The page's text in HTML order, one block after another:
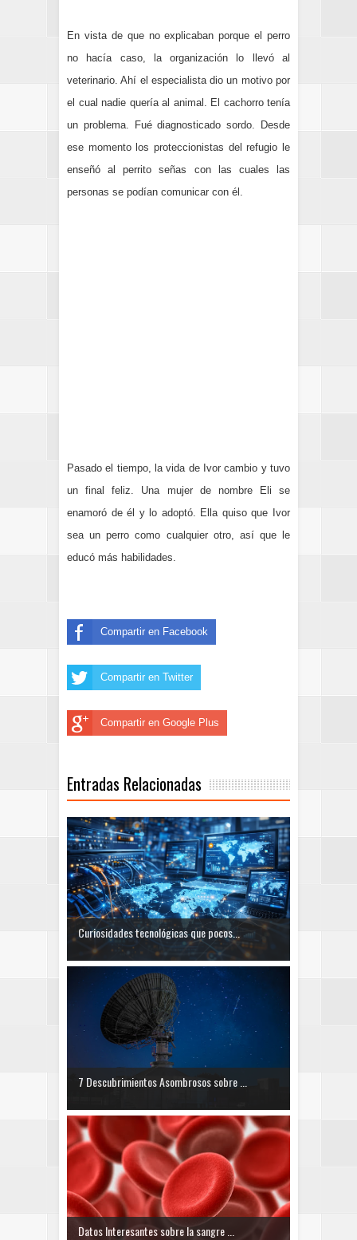
En vista de que no explicaban porque el perro
no hacía caso, la organización lo llevó al
veterinario. Ahí el especialista dio un motivo por
el cual nadie quería al animal. El cachorro tenía
un problema. Fué diagnosticado sordo. Desde
ese momento los proteccionistas del refugio le
enseñó al perrito señas con las cuales las
personas se podían comunicar con él.
Pasado el tiempo, la vida de Ivor cambio y tuvo
un final feliz. Una mujer de nombre Eli se
enamoró de él y lo adoptó. Ella quiso que Ivor
sea un perro como cualquier otro, así que le
educó más habilidades.
Compartir en Facebook
Compartir en Twitter
Compartir en Google Plus
Entradas Relacionadas
Curiosidades tecnológicas que pocos...
7 Descubrimientos Asombrosos sobre ...
Datos Interesantes sobre la sangre ...